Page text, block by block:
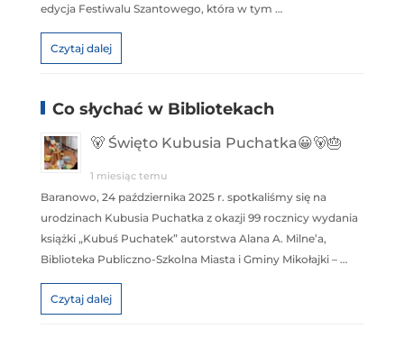
edycja Festiwalu Szantowego, która w tym …
Czytaj dalej
Co słychać w Bibliotekach
🐻 Święto Kubusia Puchatka😀🐻🎂
1 miesiąc temu
Baranowo, 24 października 2025 r. spotkaliśmy się na
urodzinach Kubusia Puchatka z okazji 99 rocznicy wydania
książki „Kubuś Puchatek” autorstwa Alana A. Milne’a,
Biblioteka Publiczno-Szkolna Miasta i Gminy Mikołajki – …
Czytaj dalej